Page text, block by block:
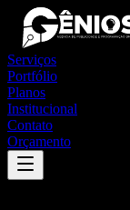
Serviços
Portfólio
Planos
Institucional
Contato
Orçamento